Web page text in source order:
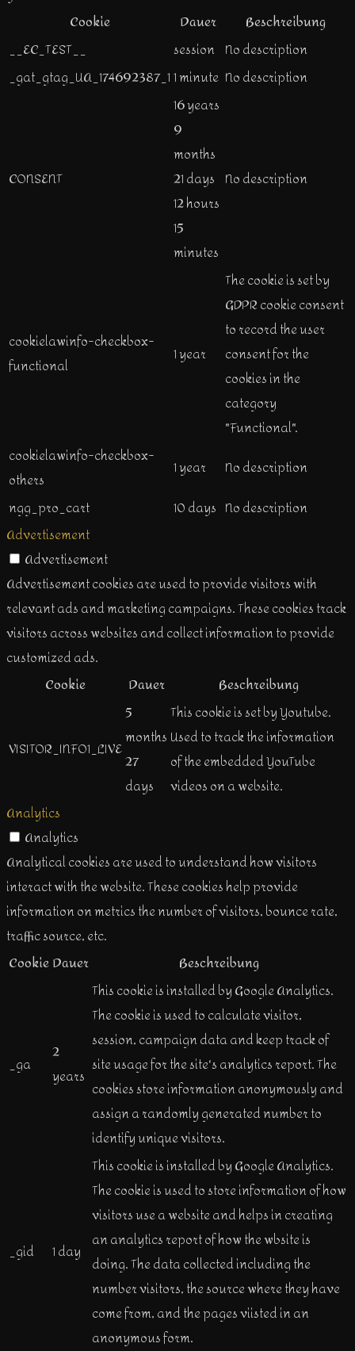
Cookie
Dauer
Beschreibung
__EC_TEST__
session No description
_gat_gtag_UA_174692387_11 minute No description
CONSENT
16 years
9
months
21 days
12 hours
15
minutes
No description
cookielawinfo-checkbox-
functional
1 year
The cookie is set by
GDPR cookie consent
to record the user
consent for the
cookies in the
category
"Functional".
cookielawinfo-checkbox-
others
1 year
No description
ngg_pro_cart
10 days No description
Advertisement
Advertisement
Advertisement cookies are used to provide visitors with
relevant ads and marketing campaigns. These cookies track
visitors across websites and collect information to provide
customized ads.
Cookie
Dauer Beschreibung
VISITOR_INFO1_LIVE
5
months
27
days
This cookie is set by Youtube.
Used to track the information
of the embedded YouTube
videos on a website.
Analytics
Analytics
Analytical cookies are used to understand how visitors
interact with the website. These cookies help provide
information on metrics the number of visitors, bounce rate,
traffic source, etc.
CookieDauer Beschreibung
_ga
2
years
This cookie is installed by Google Analytics.
The cookie is used to calculate visitor,
session, campaign data and keep track of
site usage for the site's analytics report. The
cookies store information anonymously and
assign a randomly generated number to
identify unique visitors.
_gid 1 day
This cookie is installed by Google Analytics.
The cookie is used to store information of how
visitors use a website and helps in creating
an analytics report of how the wbsite is
doing. The data collected including the
number visitors, the source where they have
come from, and the pages viisted in an
anonymous form.